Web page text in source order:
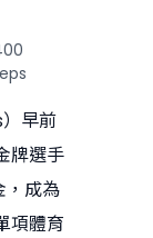
早前
牌選手
，成為
項體育